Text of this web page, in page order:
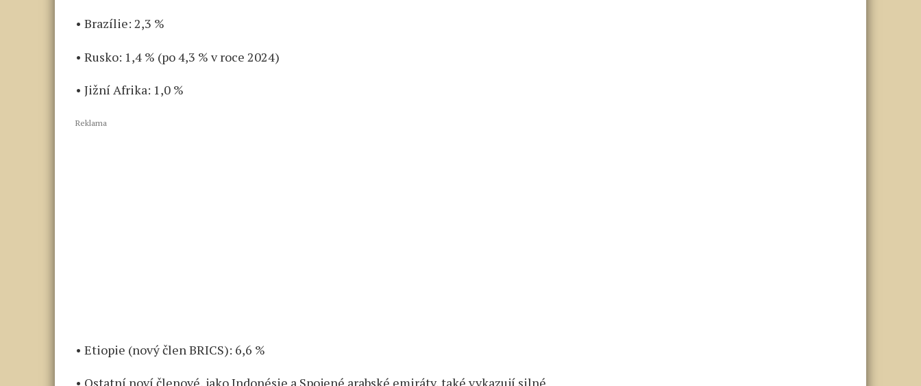
• Brazílie: 2,3 %
• Rusko: 1,4 % (po 4,3 % v roce 2024)
• Jižní Afrika: 1,0 %
Reklama
• Etiopie (nový člen BRICS): 6,6 %
• Ostatní noví členové, jako Indonésie a Spojené arabské emiráty, také vykazují silné